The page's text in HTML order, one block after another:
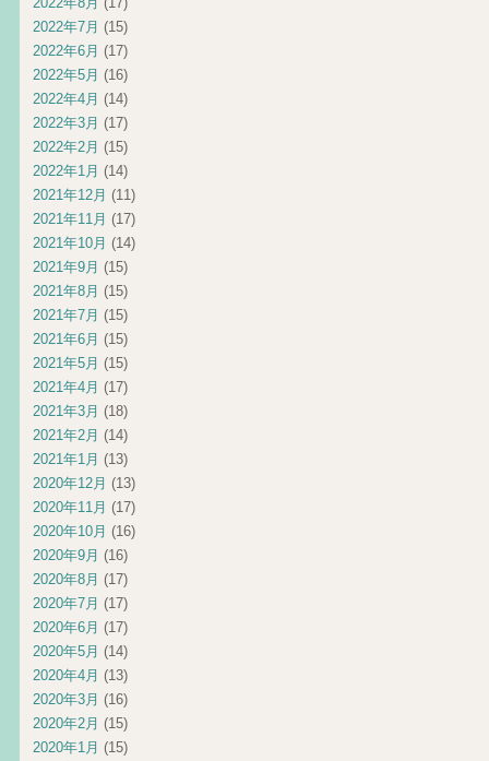
2022年7月 (15)
2022年6月 (17)
2022年5月 (16)
2022年4月 (14)
2022年3月 (17)
2022年2月 (15)
2022年1月 (14)
2021年12月 (11)
2021年11月 (17)
2021年10月 (14)
2021年9月 (15)
2021年8月 (15)
2021年7月 (15)
2021年6月 (15)
2021年5月 (15)
2021年4月 (17)
2021年3月 (18)
2021年2月 (14)
2021年1月 (13)
2020年12月 (13)
2020年11月 (17)
2020年10月 (16)
2020年9月 (16)
2020年8月 (17)
2020年7月 (17)
2020年6月 (17)
2020年5月 (14)
2020年4月 (13)
2020年3月 (16)
2020年2月 (15)
2020年1月 (15)